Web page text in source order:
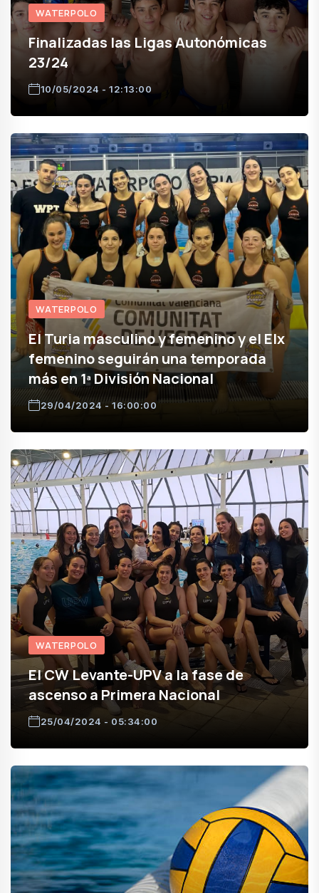
WATERPOLO
Finalizadas las Ligas Autonómicas
23/24
10/05/2024 - 12:13:00
WATERPOLO
El Turia masculino y femenino y el Elx
femenino seguirán una temporada
más en 1ª División Nacional
29/04/2024 - 16:00:00
WATERPOLO
El CW Levante-UPV a la fase de
ascenso a Primera Nacional
25/04/2024 - 05:34:00